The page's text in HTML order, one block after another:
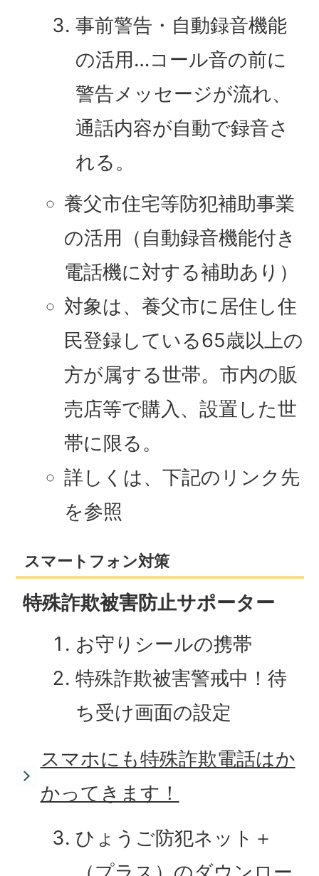
事前警告・自動録音機能
の活用…コール音の前に
警告メッセージが流れ、
通話内容が自動で録音さ
れる。
養父市住宅等防犯補助事業
の活用（自動録音機能付き
電話機に対する補助あり）
対象は、養父市に居住し住
民登録している65歳以上の
方が属する世帯。市内の販
売店等で購入、設置した世
帯に限る。
詳しくは、下記のリンク先
を参照
スマートフォン対策
特殊詐欺被害防止サポーター
お守りシールの携帯
特殊詐欺被害警戒中！待
ち受け画面の設定
スマホにも特殊詐欺電話はか
かってきます！
ひょうご防犯ネット＋